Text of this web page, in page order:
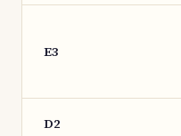
E3
D2